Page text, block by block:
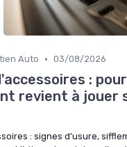
Auto • 03/08/2026
:
revient à jouer
: signes d’usure,